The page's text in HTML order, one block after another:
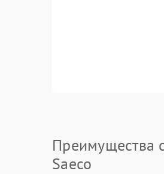
Преимущества
Saeco